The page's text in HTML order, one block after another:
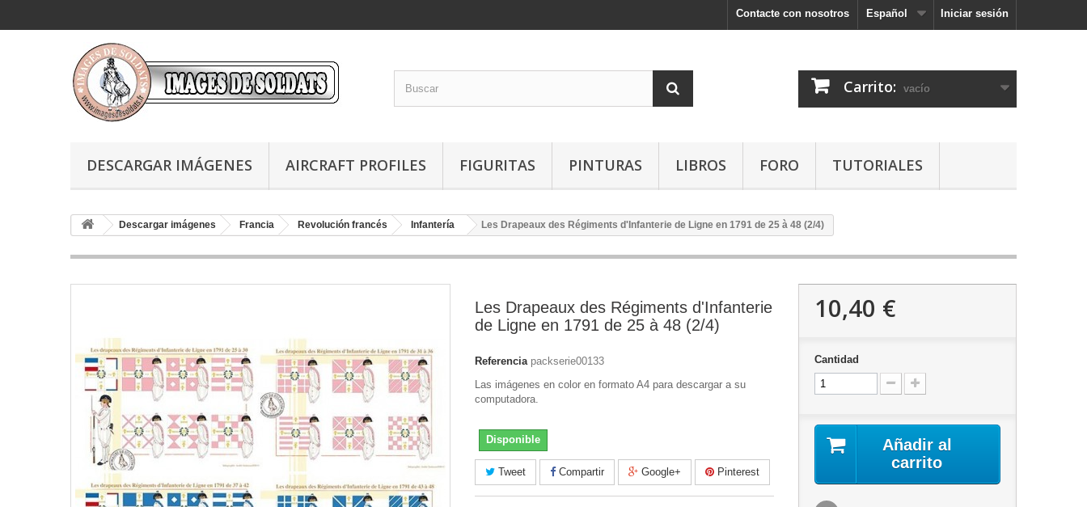
Iniciar sesión
Español
Contacte con nosotros
Carrito: vacío
DESCARGAR IMÁGENES AIRCRAFT PROFILES FIGURITAS PINTURAS LIBROS FORO TUTORIALES
Descargar imágenes Francia Revolución francés Infantería Les Drapeaux des Régiments d'Infanterie de Ligne en 1791 de 25 à 48 (2/4)
Les Drapeaux des Régiments d'Infanterie
de Ligne en 1791 de 25 à 48 (2/4)
Referencia packserie00133
Las imágenes en color en formato A4 para descargar a su
computadora.
Disponible
Tweet Compartir Google+ Pinterest
10,40 €
Cantidad
Añadir al
carrito